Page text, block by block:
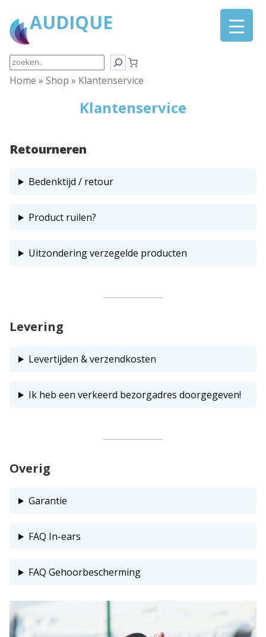
naar
de
AUDIQUE
Search
Home » Shop » Klantenservice
Klantenservice
Retourneren
Bedenktijd / retour
Product ruilen?
Uitzondering verzegelde producten
Levering
Levertijden & verzendkosten
Ik heb een verkeerd bezorgadres doorgegeven!
Overig
Garantie
FAQ In-ears
FAQ Gehoorbescherming